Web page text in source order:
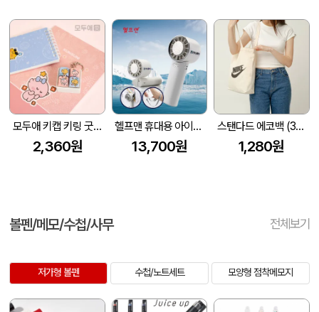
모두애 키캡 키링 굿즈
2,360원
헬프맨 휴대용 아이스쿨링 선풍기
13,700원
스탠다드 에코백 (350x100x370mm)
1,280원
볼펜/메모/수첩/사무 전체보기
저가형 볼펜 수첩/노트세트 모양형 점착메모지